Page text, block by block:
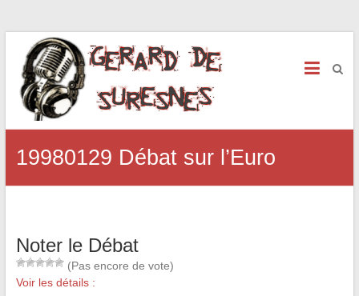
19980129 Débat sur l’Euro
Noter le Débat
(Pas encore de vote)
Voir les détails :